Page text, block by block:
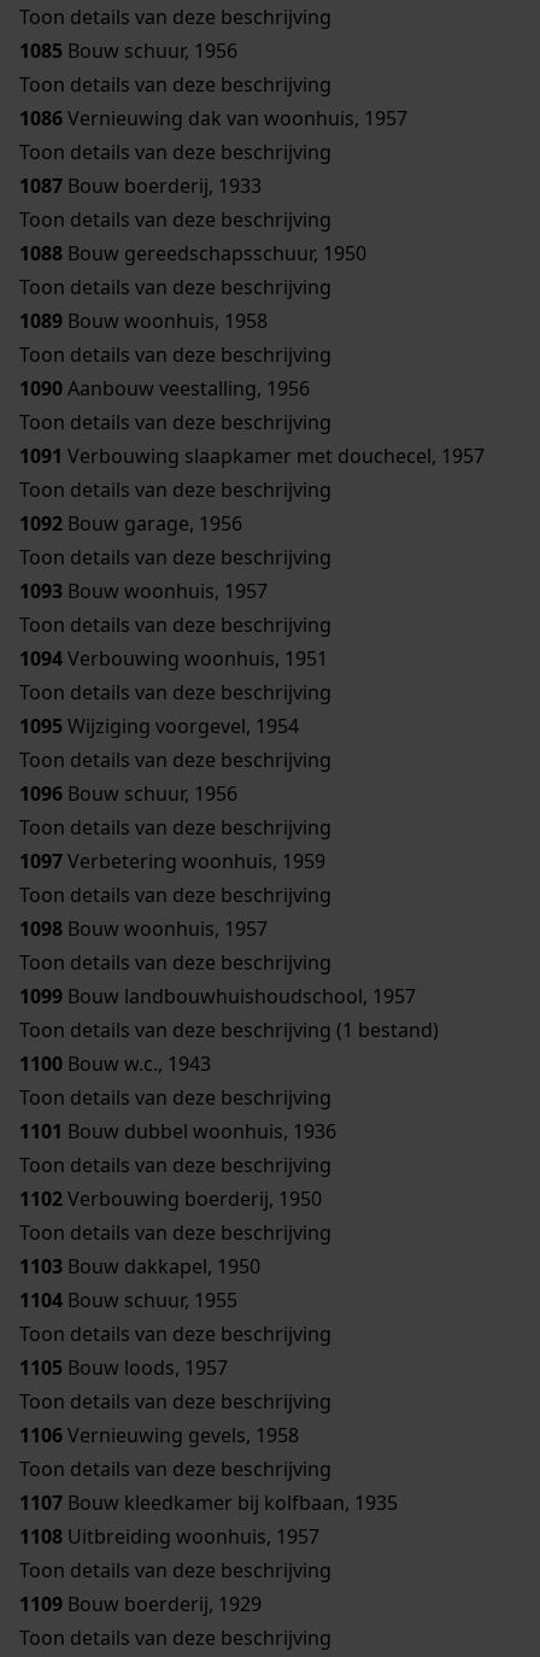
Toon details van deze beschrijving
1085 Bouw schuur, 1956
Toon details van deze beschrijving
1086Vernieuwing dak van woonhuis, 1957
Toon details van deze beschrijving
1087 Bouw boerderij, 1933
Toon details van deze beschrijving
1088 Bouw gereedschapsschuur, 1950
Toon details van deze beschrijving
1089 Bouw woonhuis, 1958
Toon details van deze beschrijving
1090Aanbouw veestalling, 1956
Toon details van deze beschrijving
1091 Verbouwing slaapkamer met douchecel, 1957
Toon details van deze beschrijving
1092 Bouw garage, 1956
Toon details van deze beschrijving
1093 Bouw woonhuis, 1957
Toon details van deze beschrijving
1094Verbouwing woonhuis, 1951
Toon details van deze beschrijving
1095Wijziging voorgevel, 1954
Toon details van deze beschrijving
1096 Bouw schuur, 1956
Toon details van deze beschrijving
1097Verbetering woonhuis, 1959
Toon details van deze beschrijving
1098 Bouw woonhuis, 1957
Toon details van deze beschrijving
1099 Bouw landbouwhuishoudschool, 1957
Toon details van deze beschrijving (1 bestand)
1100 Bouw w.c., 1943
Toon details van deze beschrijving
1101 Bouw dubbel woonhuis, 1936
Toon details van deze beschrijving
1102Verbouwing boerderij, 1950
Toon details van deze beschrijving
1103 Bouw dakkapel, 1950
1104 Bouw schuur, 1955
Toon details van deze beschrijving
1105 Bouw loods, 1957
Toon details van deze beschrijving
1106Vernieuwing gevels, 1958
Toon details van deze beschrijving
1107 Bouw kleedkamer bij kolfbaan, 1935
1108 Uitbreiding woonhuis, 1957
Toon details van deze beschrijving
1109 Bouw boerderij, 1929
Toon details van deze beschrijving